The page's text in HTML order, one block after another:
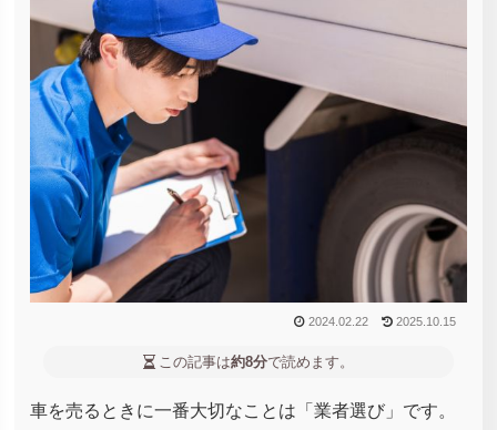
2024.02.22 2025.10.15
この記事は約8分で読めます。
車を売るときに一番大切なことは「業者選び」です。